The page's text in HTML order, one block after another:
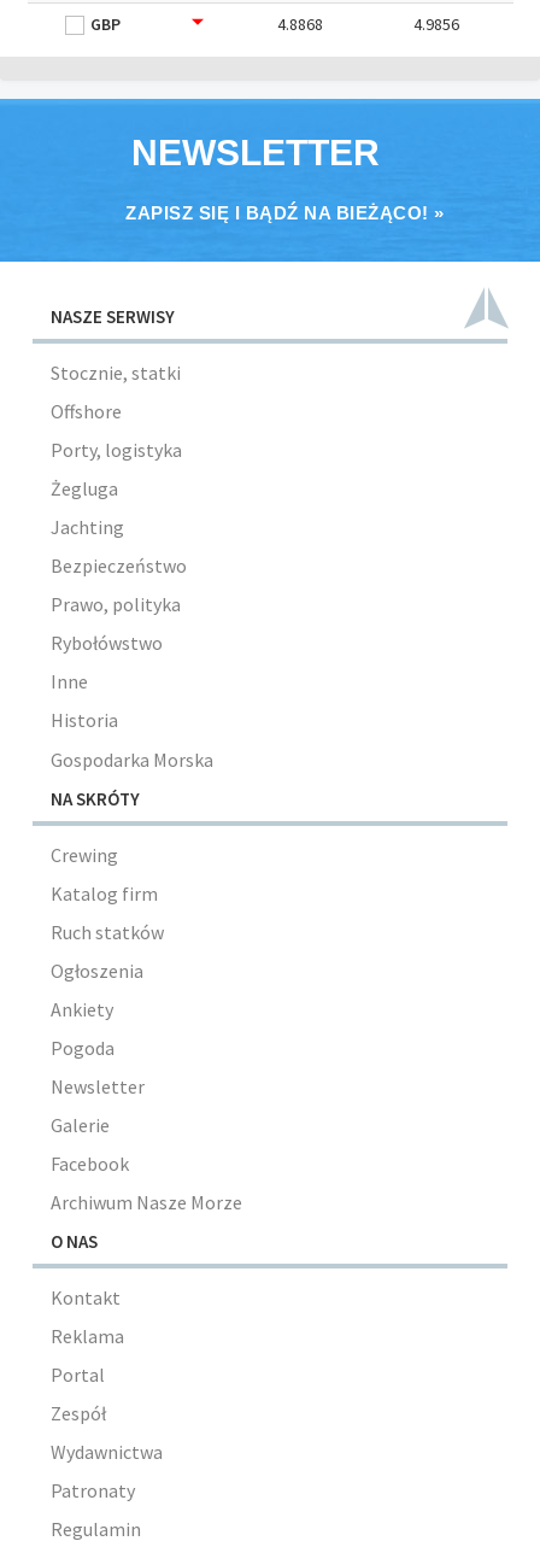
GBP
4.8868 4.9856
NEWSLETTER
ZAPISZ SIĘ I BĄDŹ NA BIEŻĄCO! »
NASZE SERWISY
Stocznie, statki
Offshore
Porty, logistyka
Żegluga
Jachting
Bezpieczeństwo
Prawo, polityka
Rybołówstwo
Inne
Historia
Gospodarka Morska
NA SKRÓTY
Crewing
Katalog firm
Ruch statków
Ogłoszenia
Ankiety
Pogoda
Newsletter
Galerie
Facebook
Archiwum Nasze Morze
O NAS
Kontakt
Reklama
Portal
Zespół
Wydawnictwa
Patronaty
Regulamin